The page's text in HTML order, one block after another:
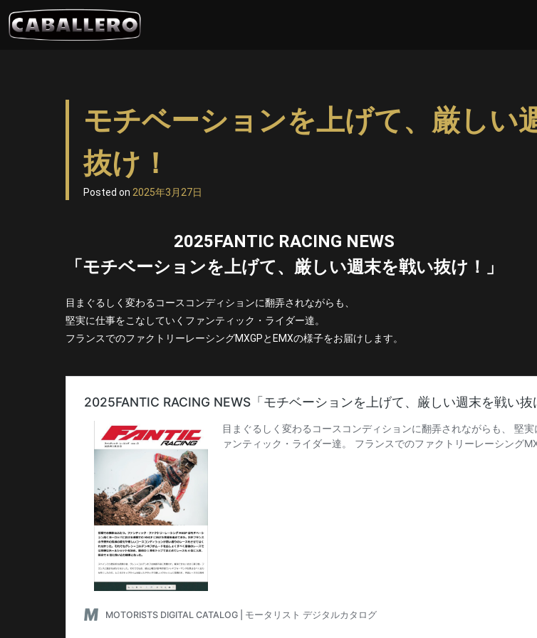
モチベーションを上げて、厳しい
抜け！
Posted on 2025年3月27日
2025FANTIC RACING NEWS
「モチベーションを上げて、厳しい週末を戦い抜け！」
目まぐるしく変わるコースコンディションに翻弄されながらも、
堅実に仕事をこなしていくファンティック・ライダー達。
フランスでのファクトリーレーシングMXGPとEMXの様子をお届けします。